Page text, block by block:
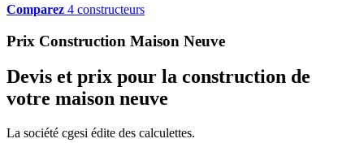
Comparez 4 constructeurs
Prix Construction Maison Neuve
Devis et prix pour la construction de
votre maison neuve
La société cgesi édite des calculettes.